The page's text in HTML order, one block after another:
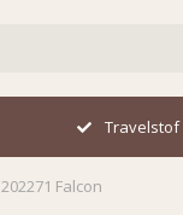
Falcon